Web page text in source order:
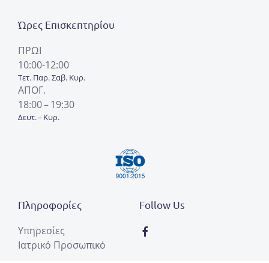
Ώρες Επισκεπτηρίου
ΠΡΩΙ
10:00-12:00
Τετ. Παρ. Σαβ. Κυρ.
ΑΠΟΓ.
18:00 – 19:30
Δευτ. – Κυρ.
Πληροφορίες
Υπηρεσίες
Ιατρικό Προσωπικό
Follow Us